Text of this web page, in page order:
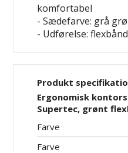
komfortabel
- Sædefarve: grå
- Udførelse:
Produkt
Ergonomisk
Supertec, grønt
Farve
Farve